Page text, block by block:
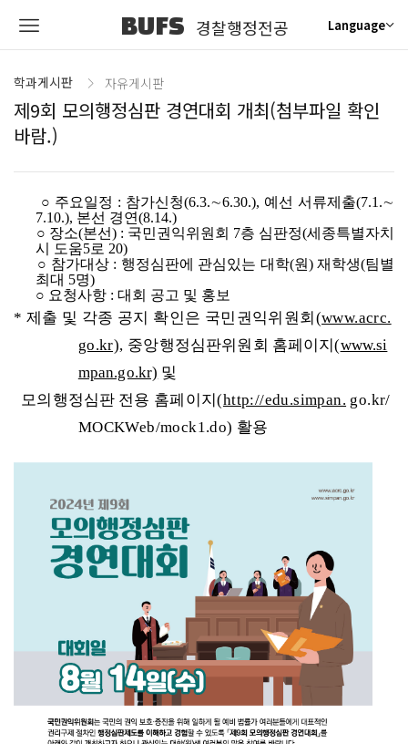
BUFS 경찰행정전공 Language
학과게시판 자유게시판
제9회 모의행정심판 경연대회 개최(첨부파일 확인
바람.)
○ 주요일정 : 참가신청(6.3.∼6.30.), 예선 서류제출(7.1.∼
7.10.), 본선 경연(8.14.)
○ 장소(본선) : 국민권익위원회 7층 심판정(세종특별자치
시 도움5로 20)
○ 참가대상 : 행정심판에 관심있는 대학(원) 재학생(팀별
최대 5명)
○ 요청사항 : 대회 공고 및 홍보
* 제출 및 각종 공지 확인은 국민권익위원회 (www.acrc.
go.kr), 중앙행정심판위원회 홈페이지(www.si
mpan.go.kr) 및
모의행정심판 전용 홈페이지(http://edu.simpan. go.kr/
MOCKWeb/mock1.do) 활용